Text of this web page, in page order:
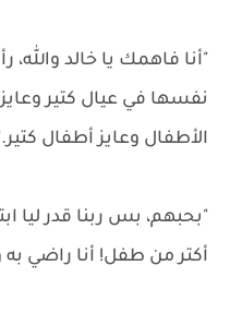
"أنا فاهمك يا خالد
نفسها في عيال كتير
الأطفال وعايز أطفال
"بحبهم، بس ربنا قدر ليا
أكتر من طفل! أنا راضي